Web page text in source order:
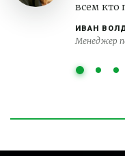
ИВАН
Менеджер
всем кто